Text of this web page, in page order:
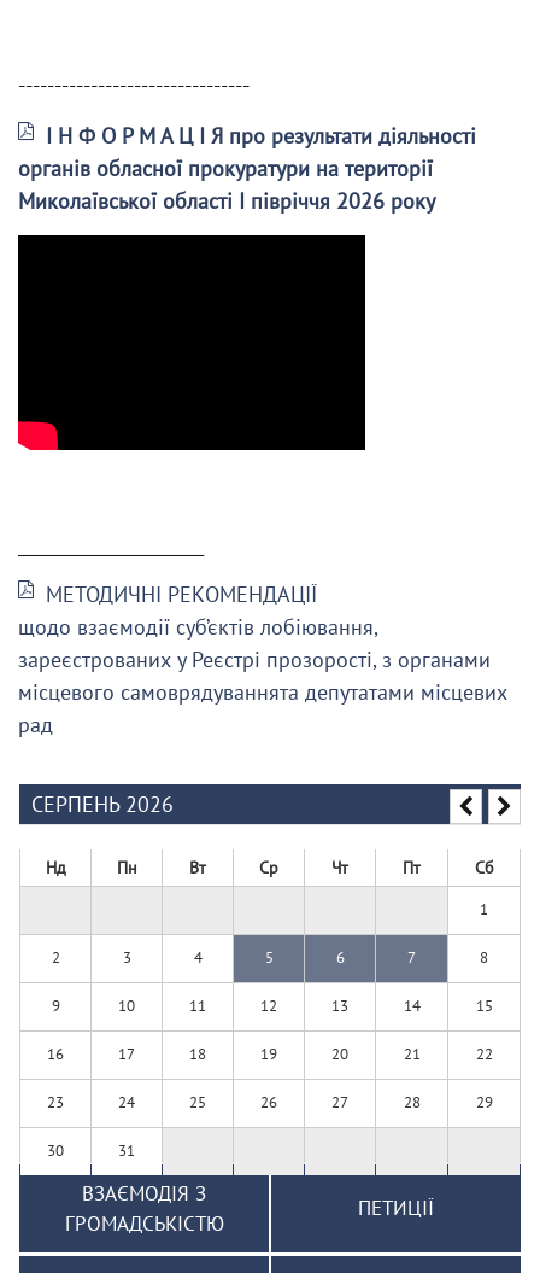
--------------------------------
І Н Ф О Р М А Ц І Я про результати діяльності
органів обласної прокуратури на території
Миколаївської області І півріччя 2026 року
МЕТОДИЧНІ РЕКОМЕНДАЦІЇ
щодо взаємодії суб’єктів лобіювання,
зареєстрованих у Реєстрі прозорості, з органами
місцевого самоврядуваннята депутатами місцевих
рад
СЕРПЕНЬ 2026
Нд Пн Вт Ср Чт Пт Сб
1
2 3 4 5 6 7 8
9 10 11 12 13 14 15
16 17 18 19 20 21 22
23 24 25 26 27 28 29
30 31
ВЗАЄМОДІЯ З
ГРОМАДСЬКІСТЮ
ПЕТИЦІЇ